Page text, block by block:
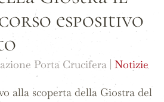
espositivo
Porta Crucifera | Notizie
alla scoperta della Giostra del